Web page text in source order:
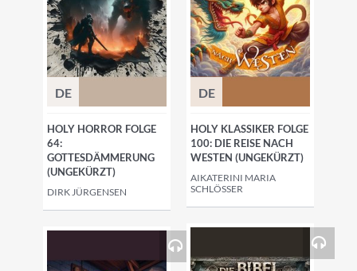
DE
HOLY HORROR FOLGE
64:
GOTTESDÄMMERUNG
(UNGEKÜRZT)
DIRK JÜRGENSEN
DE
HOLY KLASSIKER FOLGE
100: DIE REISE NACH
WESTEN (UNGEKÜRZT)
AIKATERINI MARIA
SCHLÖSSER